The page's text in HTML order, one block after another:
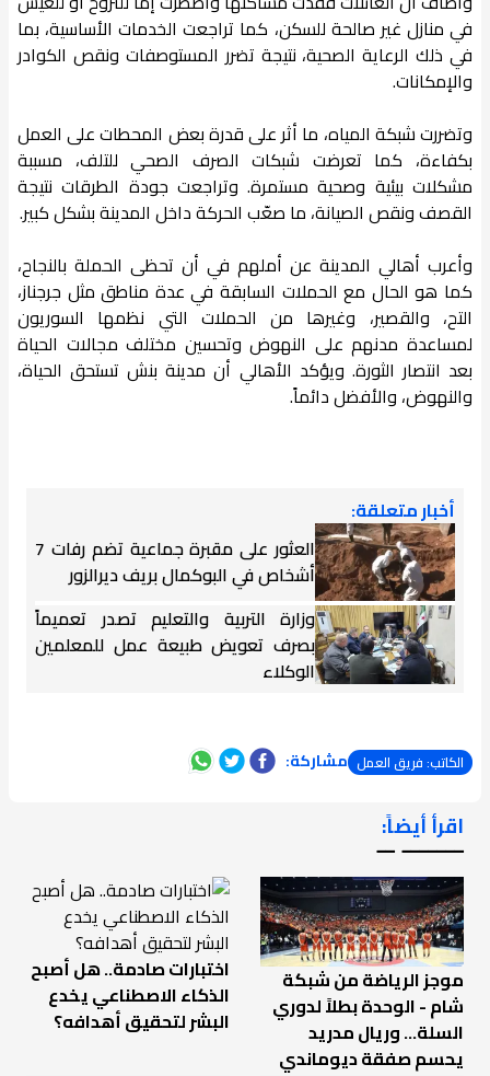
في منازل غير صالحة للسكن، كما تراجعت الخدمات الأساسية، بما
في ذلك الرعاية الصحية، نتيجة تضرر المستوصفات ونقص الكوادر
والإمكانات.
وتضررت شبكة المياه، ما أثر على قدرة بعض المحطات على العمل
بكفاءة، كما تعرضت شبكات الصرف الصحي للتلف، مسببة
مشكلات بيئية وصحية مستمرة. وتراجعت جودة الطرقات نتيجة
القصف ونقص الصيانة، ما صعّب الحركة داخل المدينة بشكل كبير.
وأعرب أهالي المدينة عن أملهم في أن تحظى الحملة بالنجاح،
كما هو الحال مع الحملات السابقة في عدة مناطق مثل جرجناز،
التح، والقصير، وغيرها من الحملات التي نظمها السوريون
لمساعدة مدنهم على النهوض وتحسين مختلف مجالات الحياة
بعد انتصار الثورة. ويؤكد الأهالي أن مدينة بنش تستحق الحياة،
والنهوض، والأفضل دائماً.
أخبار متعلقة:
العثور على مقبرة جماعية تضم رفات 7
أشخاص في البوكمال بريف ديرالزور
وزارة التربية والتعليم تصدر تعميماً
بصرف تعويض طبيعة عمل للمعلمين
الوكلاء
الكاتب: فريق العمل مشاركة:
اقرأ أيضاً:
ـــــــ ــ
موجز الرياضة من شبكة
شام - الوحدة بطلاً لدوري
السلة... وريال مدريد
يحسم صفقة ديوماندي
اختبارات صادمة.. هل أصبح
الذكاء الاصطناعي يخدع
البشر لتحقيق أهدافه؟